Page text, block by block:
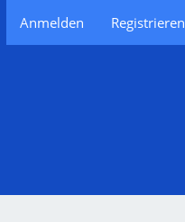
Anmelden Registrieren